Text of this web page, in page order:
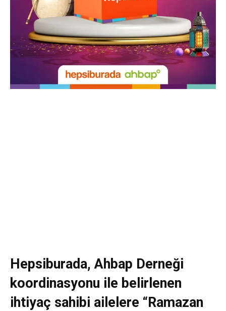
Hepsiburada, Ahbap Derneği
koordinasyonu ile belirlenen
ihtiyaç sahibi ailelere “Ramazan